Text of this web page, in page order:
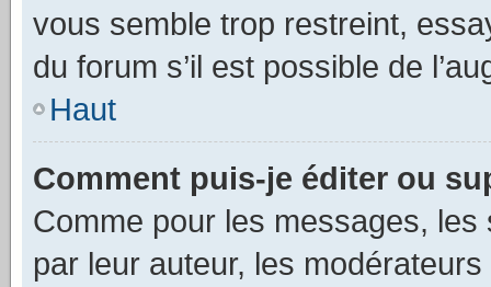
vous semble trop restreint,
du forum s’il est possible de
Haut
Comment puis-je éditer ou
Comme pour les messages,
par leur auteur, les